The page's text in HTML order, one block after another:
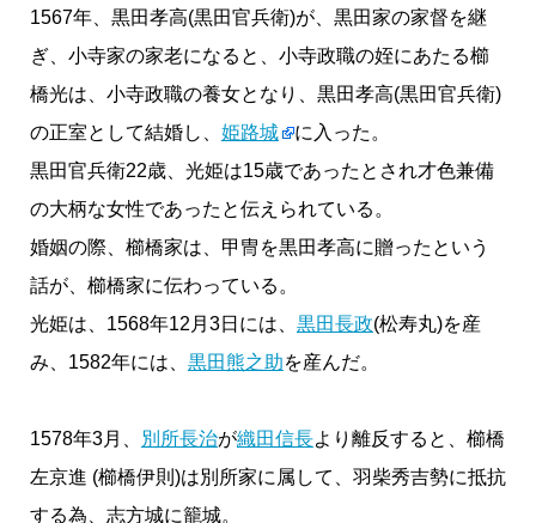
1567年、黒田孝高(黒田官兵衛)が、黒田家の家督を継
ぎ、小寺家の家老になると、小寺政職の姪にあたる櫛
橋光は、小寺政職の養女となり、黒田孝高(黒田官兵衛)
の正室として結婚し、 姫路城
に入った。
黒田官兵衛22歳、光姫は15歳であったとされ才色兼備
の大柄な女性であったと伝えられている。
婚姻の際、櫛橋家は、甲冑を黒田孝高に贈ったという
話が、櫛橋家に伝わっている。
光姫は、1568年12月3日には、 黒田長政(松寿丸)を産
み、1582年には、 黒田熊之助を産んだ。
1578年3月、 別所長治が織田信長より離反すると、櫛橋
左京進 (櫛橋伊則)は別所家に属して、羽柴秀吉勢に抵抗
する為、志方城に籠城。